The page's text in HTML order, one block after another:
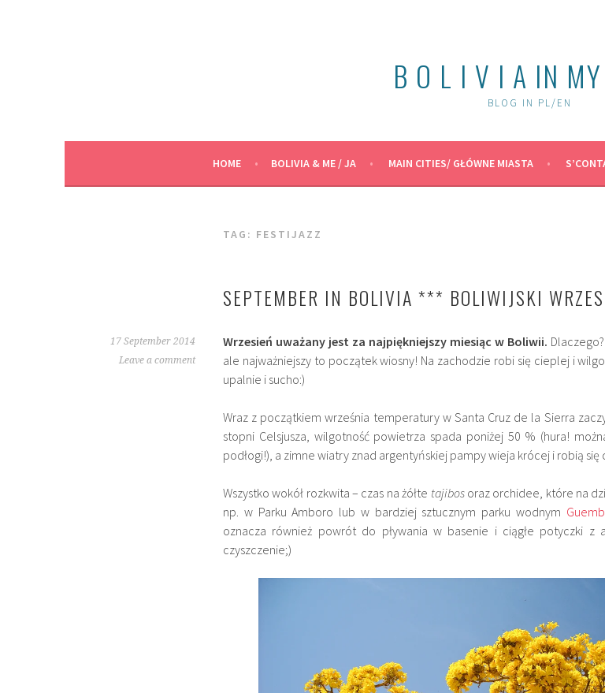
B O L I V I A IN MY
BLOG IN PL/EN
HOME BOLIVIA & ME / JA MAIN CITIES/ GŁÓWNE MIASTA
TAG: FESTIJAZZ
SEPTEMBER IN BOLIVIA *** BOLIWIJSKI
17 September 2014
Leave a comment
Wrzesień uważany jest za najpiękniejszy miesiąc w Boliwii.
ale najważniejszy to początek wiosny! Na zachodzie robi się cieplej i
upalnie i sucho:)
Wraz z początkiem września temperatury w Santa Cruz de la Sierra
stopni Celsjusza, wilgotność powietrza spada poniżej 50 % (hura!
podłogi!), a zimne wiatry znad argentyńskiej pampy wieja krócej i robią się
Wszystko wokół rozkwita – czas na żółte tajibosoraz orchidee, które na
np. w Parku Amboro lub w bardziej sztucznym parku wodnym
oznacza również powrót do pływania w basenie i ciągłe potyczki z
czyszczenie;)